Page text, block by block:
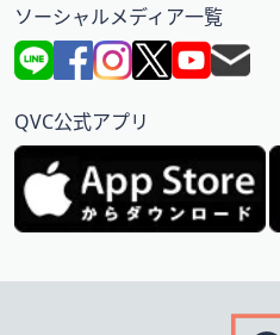
ソーシャルメディア一覧
QVC公式アプリ